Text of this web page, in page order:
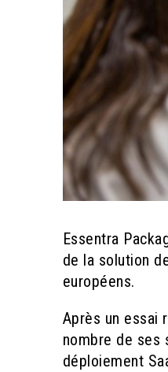
Essentra
de la solution
européens.
Après un essai
nombre de ses
déploiement